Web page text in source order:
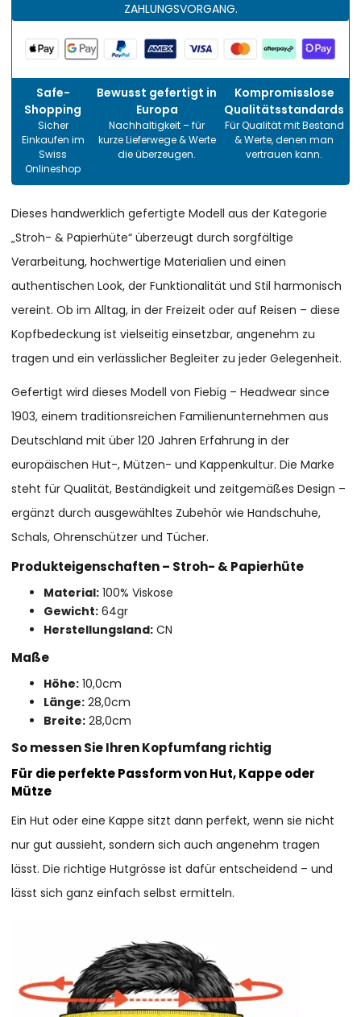
ZAHLUNGSVORGANG.
Safe-
Shopping
Sicher
Einkaufen im
Swiss
Onlineshop
Bewusst gefertigt in
Europa
Nachhaltigkeit – für
kurze Lieferwege & Werte
die überzeugen.
Kompromisslose
Qualitätsstandards
Für Qualität mit Bestand
& Werte, denen man
vertrauen kann.
Dieses handwerklich gefertigte Modell aus der Kategorie
„Stroh- & Papierhüte“ überzeugt durch sorgfältige
Verarbeitung, hochwertige Materialien und einen
authentischen Look, der Funktionalität und Stil harmonisch
vereint. Ob im Alltag, in der Freizeit oder auf Reisen – diese
Kopfbedeckung ist vielseitig einsetzbar, angenehm zu
tragen und ein verlässlicher Begleiter zu jeder Gelegenheit.
Gefertigt wird dieses Modell von Fiebig – Headwear since
1903, einem traditionsreichen Familienunternehmen aus
Deutschland mit über 120 Jahren Erfahrung in der
europäischen Hut-, Mützen- und Kappenkultur. Die Marke
steht für Qualität, Beständigkeit und zeitgemäßes Design –
ergänzt durch ausgewähltes Zubehör wie Handschuhe,
Schals, Ohrenschützer und Tücher.
Produkteigenschaften – Stroh- & Papierhüte
Material: 100% Viskose
Gewicht: 64gr
Herstellungsland: CN
Maße
Höhe: 10,0cm
Länge: 28,0cm
Breite: 28,0cm
So messen Sie Ihren Kopfumfang richtig
Für die perfekte Passform von Hut, Kappe oder
Mütze
Ein Hut oder eine Kappe sitzt dann perfekt, wenn sie nicht
nur gut aussieht, sondern sich auch angenehm tragen
lässt. Die richtige Hutgrösse ist dafür entscheidend – und
lässt sich ganz einfach selbst ermitteln.